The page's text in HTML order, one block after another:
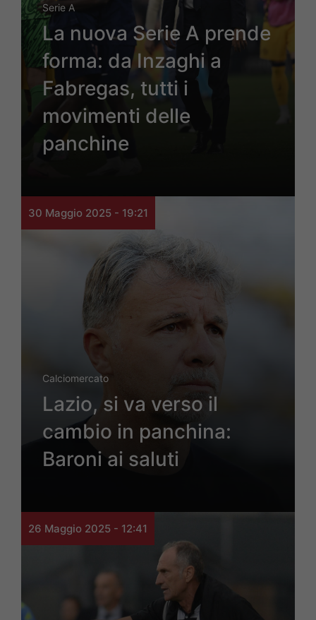
Serie A
La nuova Serie A prende
forma: da Inzaghi a
Fabregas, tutti i
movimenti delle
panchine
30 Maggio 2025 - 19:21
Calciomercato
Lazio, si va verso il
cambio in panchina:
Baroni ai saluti
26 Maggio 2025 - 12:41